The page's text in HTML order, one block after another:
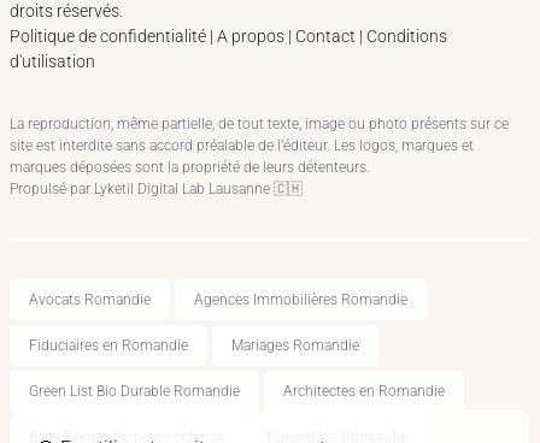
droits réservés.
Politique de confidentialité | A propos | Contact | Conditions
d'utilisation
La reproduction, même partielle, de tout texte, image ou photo présents sur ce
site est interdite sans accord préalable de l’éditeur. Les logos, marques et
marques déposées sont la propriété de leurs détenteurs.
Propulsé par Lyketil Digital Lab Lausanne 🇨🇭
Avocats Romandie Agences Immobilières Romandie
Fiduciaires en Romandie Mariages Romandie
Green List Bio Durable Romandie Architectes en Romandie
Baby Romandie petite enfance